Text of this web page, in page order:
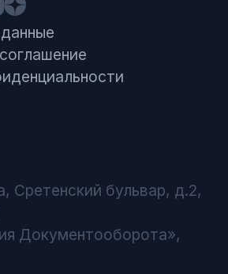
Сретенский бульвар, д.2,
Документооборота»,